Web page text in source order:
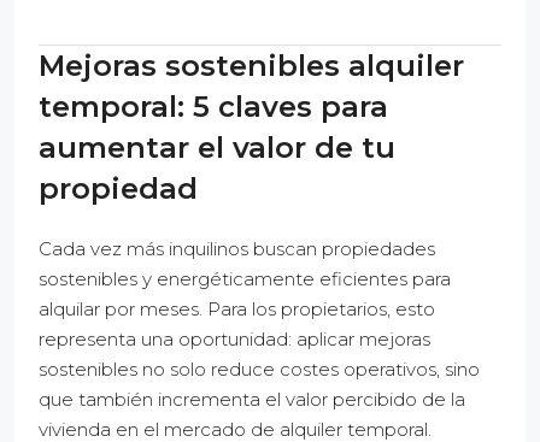
Mejoras sostenibles alquiler
temporal: 5 claves para
aumentar el valor de tu
propiedad
Cada vez más inquilinos buscan propiedades
sostenibles y energéticamente eficientes para
alquilar por meses. Para los propietarios, esto
representa una oportunidad: aplicar mejoras
sostenibles no solo reduce costes operativos, sino
que también incrementa el valor percibido de la
vivienda en el mercado de alquiler temporal.